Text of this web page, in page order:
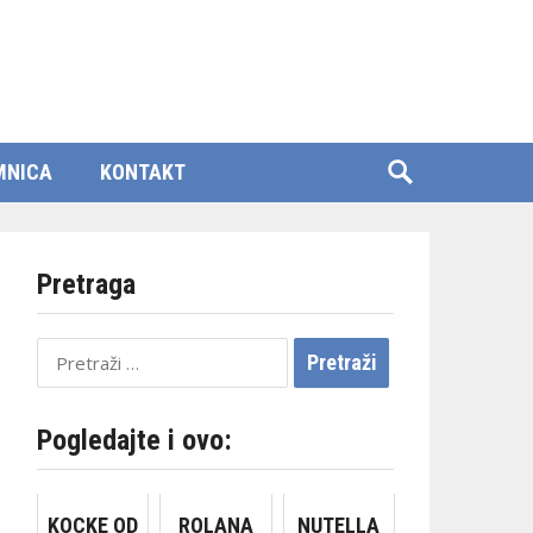
KONTAKT
Pretraga
Pretraži:
Pogledajte i ovo:
KOCKE OD
ROLANA
NUTELLA